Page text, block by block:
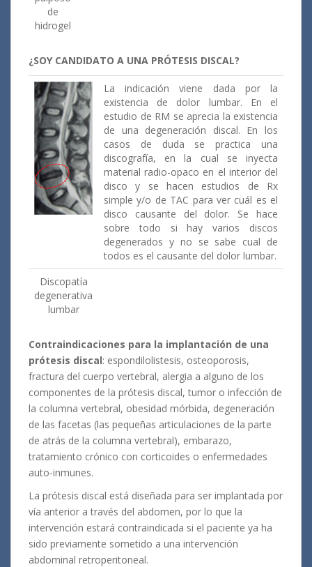
de
hidrogel
¿SOY CANDIDATO A UNA PRÓTESIS DISCAL?
La indicación viene dada por la
existencia de dolor lumbar. En el
estudio de RM se aprecia la existencia
de una degeneración discal. En los
casos de duda se practica una
discografía, en la cual se inyecta
material radio-opaco en el interior del
disco y se hacen estudios de Rx
simple y/o de TAC para ver cuál es el
disco causante del dolor. Se hace
sobre todo si hay varios discos
degenerados y no se sabe cual de
todos es el causante del dolor lumbar.
Discopatía
degenerativa
lumbar
Contraindicaciones para la implantación de una
prótesis discal: espondilolistesis, osteoporosis,
fractura del cuerpo vertebral, alergia a alguno de los
componentes de la prótesis discal, tumor o infección de
la columna vertebral, obesidad mórbida, degeneración
de las facetas (las pequeñas articulaciones de la parte
de atrás de la columna vertebral), embarazo,
tratamiento crónico con corticoides o enfermedades
auto-inmunes.
La prótesis discal está diseñada para ser implantada por
vía anterior a través del abdomen, por lo que la
intervención estará contraindicada si el paciente ya ha
sido previamente sometido a una intervención
abdominal retroperitoneal.